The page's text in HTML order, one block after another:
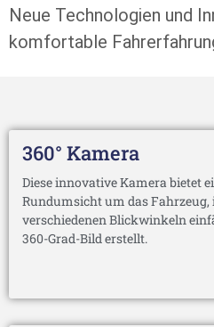
Neue Technologien und
komfortable
360° Kamera
Diese innovative Kamera bietet
Rundumsicht um das Fahrzeug,
verschiedenen Blickwinkeln
360-Grad-Bild erstellt.